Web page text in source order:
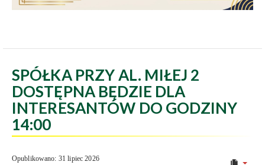
SPÓŁKA PRZY AL. MIŁEJ 2
DOSTĘPNA BĘDZIE DLA
INTERESANTÓW DO GODZINY
14:00
Opublikowano: 31 lipiec 2026